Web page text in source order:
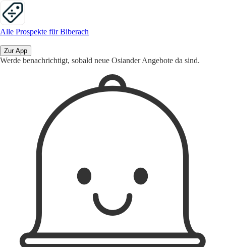
Alle Prospekte für Biberach
Zur App
Werde benachrichtigt, sobald neue Osiander Angebote da sind.